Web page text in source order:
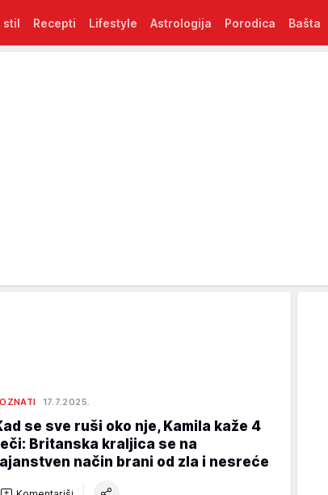
stil Recepti Lifestyle Astrologija Porodica Bašta
17.7.2025.
se sve ruši oko nje, Kamila kaže 4
Britanska kraljica se na
način brani od zla i nesreće